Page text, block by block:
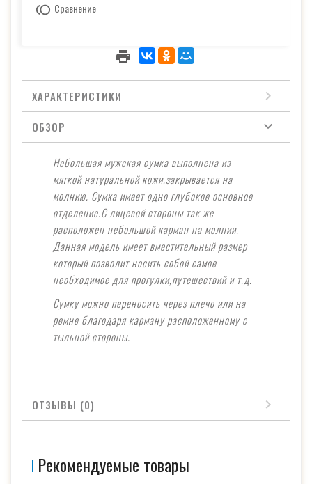
Сравнение
ХАРАКТЕРИСТИКИ
ОБЗОР
Небольшая мужская сумка выполнена из
мягкой натуральной кожи,закрывается на
молнию. Сумка имеет одно глубокое основное
отделение.С лицевой стороны так же
расположен небольшой карман на молнии.
Данная модель имеет вместительный размер
который позволит носить собой самое
необходимое для прогулки,путешествий и т.д.
Сумку можно переносить через плечо или на
ремне благодаря карману расположенному с
тыльной стороны.
ОТЗЫВЫ (0)
Рекомендуемые товары